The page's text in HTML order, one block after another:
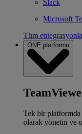
Slack
Microsoft
Tüm
ONE platformu
Tek bir platformda
olarak yönetin ve